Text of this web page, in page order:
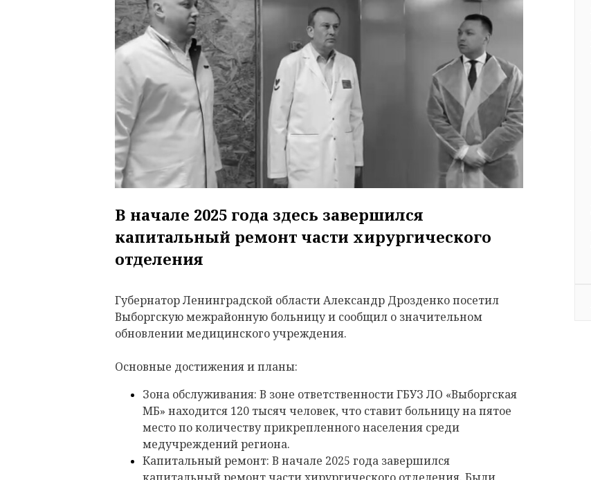
В начале 2025 года здесь завершился
капитальный ремонт части хирургического
отделения
Губернатор Ленинградской области Александр Дрозденко посетил
Выборгскую межрайонную больницу и сообщил о значительном
обновлении медицинского учреждения.
Основные достижения и планы:
Зона обслуживания: В зоне ответственности ГБУЗ ЛО «Выборгская
МБ» находится 120 тысяч человек, что ставит больницу на пятое
место по количеству прикрепленного населения среди
медучреждений региона.
Капитальный ремонт: В начале 2025 года завершился